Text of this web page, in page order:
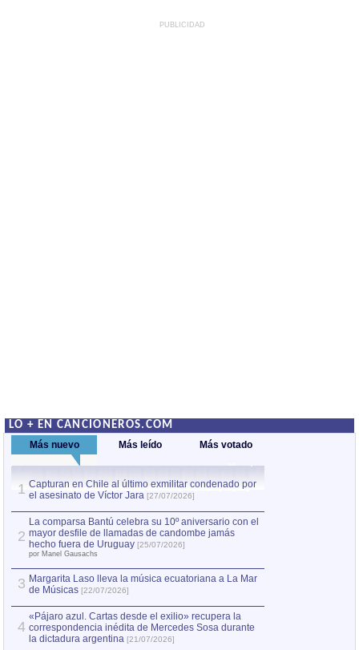
PUBLICIDAD
LO + EN CANCIONEROS.COM
Más nuevo Más leído Más votado
1 Capturan en Chile al último exmilitar condenado por
el asesinato de Víctor Jara [27/07/2026]
2
La comparsa Bantú celebra su 10º aniversario con el
mayor desfile de llamadas de candombe jamás
hecho fuera de Uruguay [25/07/2026]
por Manel Gausachs
3 Margarita Laso lleva la música ecuatoriana a La Mar
de Músicas [22/07/2026]
4
«Pájaro azul. Cartas desde el exilio» recupera la
correspondencia inédita de Mercedes Sosa durante
la dictadura argentina [21/07/2026]